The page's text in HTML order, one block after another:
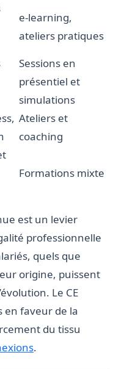
e-learning,
ateliers pratiques
Sessions en
présentiel et
simulations
Ateliers et
coaching
Formations mixte
est un levier
professionnelle
quels que
origine, puissent
Le CE
en faveur de la
du tissu
.